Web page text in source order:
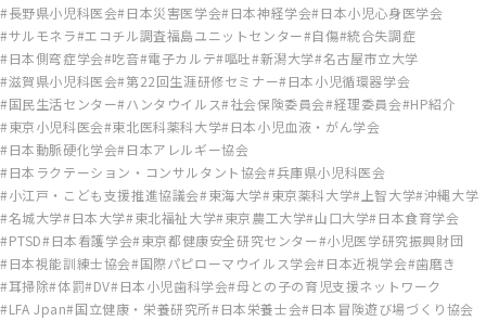
長野県小児科医会 日本災害医学会 日本神経学会 日本小児心身医学会
サルモネラ エコチル調査福島ユニットセンター 自傷 統合失調症
日本側弯症学会 吃音 電子カルテ 嘔吐 新潟大学 名古屋市立大学
滋賀県小児科医会 第22回生涯研修セミナー 日本小児循環器学会
国民生活センター ハンタウイルス 社会保険委員会 経理委員会 HP紹介
東京小児科医会 東北医科薬科大学 日本小児血液・がん学会
日本動脈硬化学会 日本アレルギー協会
日本ラクテーション・コンサルタント協会 兵庫県小児科医会
小江戸・こども支援推進協議会 東海大学 東京薬科大学 上智大学 沖縄大学
名城大学 日本大学 東北福祉大学 東京農工大学 山口大学 日本食育学会
PTSD 日本看護学会 東京都健康安全研究センター 小児医学研究振興財団
日本視能訓練士協会 国際パピローマウイルス学会 日本近視学会 歯磨き
耳掃除 体罰 DV 日本小児歯科学会 母との子の育児支援ネットワーク
LFA Jpan 国立健康・栄養研究所 日本栄養士会 日本冒険遊び場づくり協会